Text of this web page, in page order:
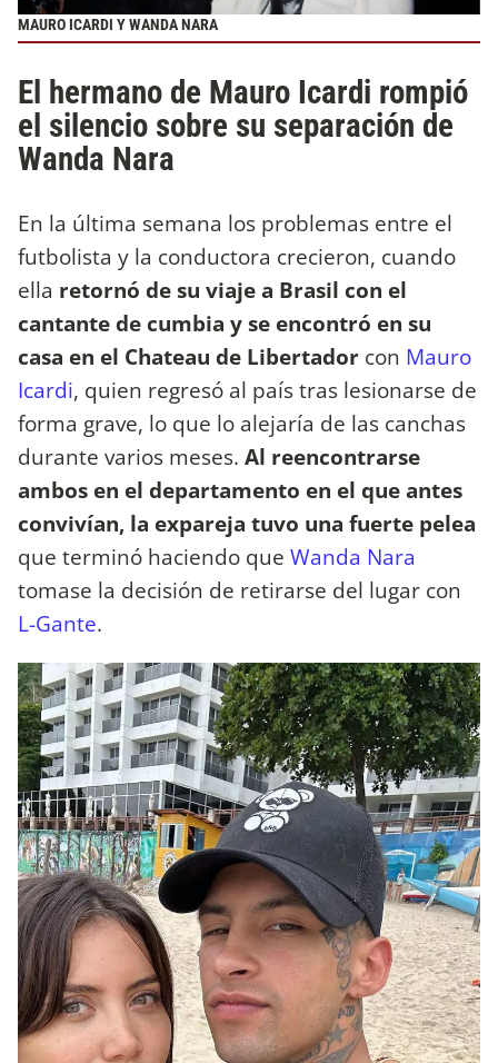
MAURO ICARDI Y WANDA NARA
El hermano de Mauro Icardi rompió
el silencio sobre su separación de
Wanda Nara
En la última semana los problemas entre el
futbolista y la conductora crecieron, cuando
ella retornó de su viaje a Brasil con el
cantante de cumbia y se encontró en su
casa en el Chateau de Libertador con Mauro
Icardi, quien regresó al país tras lesionarse de
forma grave, lo que lo alejaría de las canchas
durante varios meses. Al reencontrarse
ambos en el departamento en el que antes
convivían, la expareja tuvo una fuerte pelea
que terminó haciendo que Wanda Nara
tomase la decisión de retirarse del lugar con
L-Gante.